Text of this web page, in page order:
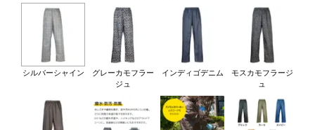
シルバーシャイン
グレーカモフラー
ジュ
インディゴデニム
モスカモフラージ
ュ